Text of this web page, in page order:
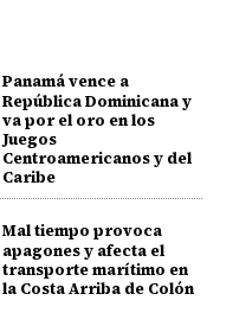
Panamá vence a
República Dominicana y
va por el oro en los
Juegos
Centroamericanos y del
Caribe
Mal tiempo provoca
apagones y afecta el
transporte marítimo en
la Costa Arriba de Colón